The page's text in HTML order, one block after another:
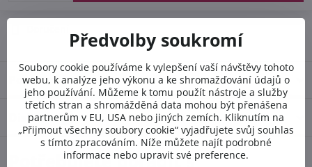
Popis
Diskuse 0
Potřebujete poradit s
Předvolby soukromí
Soubory cookie používáme k vylepšení vaší návštěvy tohoto
webu, k analýze jeho výkonu a ke shromažďování údajů o
jeho používání. Můžeme k tomu použít nástroje a služby
třetích stran a shromážděná data mohou být přenášena
partnerům v EU, USA nebo jiných zemích. Kliknutím na
„Přijmout všechny soubory cookie“ vyjadřujete svůj souhlas
s tímto zpracováním. Níže můžete najít podrobné
informace nebo upravit své preference.